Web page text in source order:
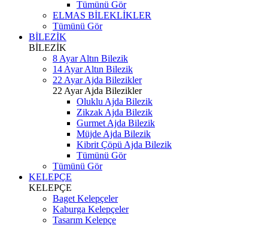
Tümünü Gör
ELMAS BİLEKLİKLER
Tümünü Gör
BİLEZİK
BİLEZİK
8 Ayar Altın Bilezik
14 Ayar Altın Bilezik
22 Ayar Ajda Bilezikler
22 Ayar Ajda Bilezikler
Oluklu Ajda Bilezik
Zikzak Ajda Bilezik
Gurmet Ajda Bilezik
Müjde Ajda Bilezik
Kibrit Çöpü Ajda Bilezik
Tümünü Gör
Tümünü Gör
KELEPÇE
KELEPÇE
Baget Kelepçeler
Kaburga Kelepçeler
Tasarım Kelepçe